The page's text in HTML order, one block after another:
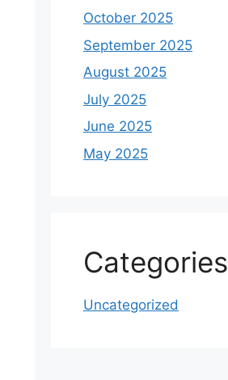
October 2025
September 2025
August 2025
July 2025
June 2025
May 2025
Categories
Uncategorized